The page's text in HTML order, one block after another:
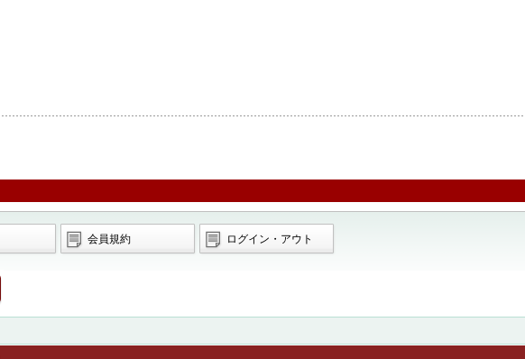
会員規約 ログイン・アウト